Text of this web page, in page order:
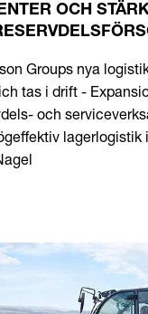
OCH
Groups nya
tas i drift -
och
lagerlogistik